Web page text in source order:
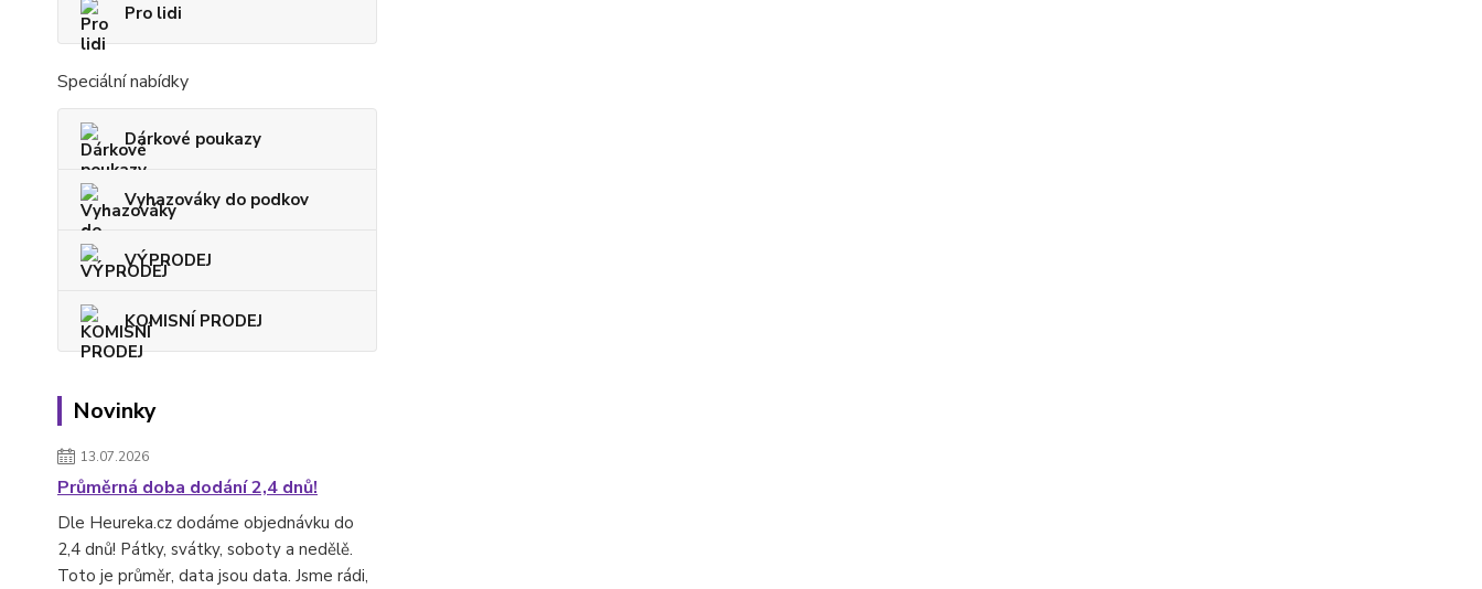
Pro lidi
Speciální nabídky
Dárkové poukazy
Vyhazováky do podkov
VÝPRODEJ
KOMISNÍ PRODEJ
Novinky
13.07.2026
Průměrná doba dodání 2,4 dnů!
Dle Heureka.cz dodáme objednávku do
2,4 dnů! Pátky, svátky, soboty a nedělě.
Toto je průměr, data jsou data. Jsme rádi,